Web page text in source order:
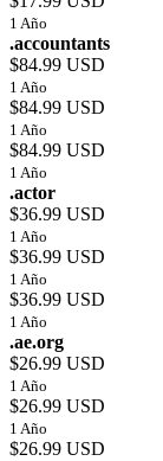
1 Año
.accountants
$84.99 USD
1 Año
$84.99 USD
1 Año
$84.99 USD
1 Año
.actor
$36.99 USD
1 Año
$36.99 USD
1 Año
$36.99 USD
1 Año
.ae.org
$26.99 USD
1 Año
$26.99 USD
1 Año
$26.99 USD